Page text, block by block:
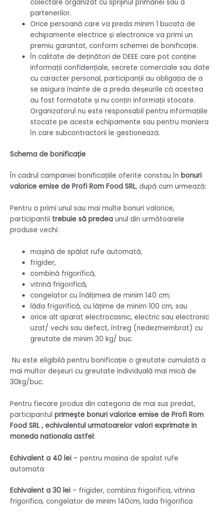
colectare organizat cu sprijinul primăriei sau a
partenerilor.
Orice persoană care va preda minim 1 bucata de
echipamente electrice și electronice va primi un
premiu garantat, conform schemei de bonificație.
În calitate de deținători de DEEE care pot conține
informații confidențiale, secrete comerciale sau date
cu caracter personal, participanții au obligația de a
se asigura înainte de a preda deșeurile că acestea
au fost formatate și nu conțin informații stocate.
Organizatorul nu este responsabil pentru informațiile
stocate pe aceste echipamente sau pentru maniera
în care subcontractorii le gestionează.
Schema de bonificație
În cadrul campaniei bonificațiile oferite constau în bonuri
valorice emise de Profi Rom Food SRL, după cum urmează:
Pentru a primi unul sau mai multe bonuri valorice,
participantii trebuie să predea unul din următoarele
produse vechi:
mașină de spălat rufe automată,
frigider,
combină frigorifică,
vitrină frigorifică,
congelator cu înălțimea de minim 140 cm;
lăda frigorifică, cu lățime de minim 100 cm, sau
orice alt aparat electrocasnic, electric sau electronic
uzat/ vechi sau defect, întreg (nedezmembrat) cu
greutate de minim 30 kg/ buc.
Nu este eligibilă pentru bonificație o greutate cumulată a
mai multor deșeuri cu greutate individuală mai mică de
30kg/buc.
Pentru fiecare produs din categoria de mai sus predat,
participantul primește bonuri valorice emise de Profi Rom
Food SRL , echivalentul urmatoarelor valori exprimate in
moneda nationala astfel:
Echivalent a 40 lei – pentru masina de spalat rufe
automata
Echivalent a 30 lei – frigider, combina frigorifica, vitrina
frigorifica, congelator de minim 140cm, lada frigorifica